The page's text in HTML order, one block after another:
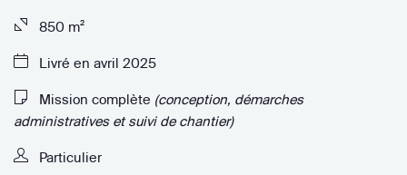
850 m²
Livré en avril 2025
Mission complète (conception, démarches
administratives et suivi de chantier)
Particulier